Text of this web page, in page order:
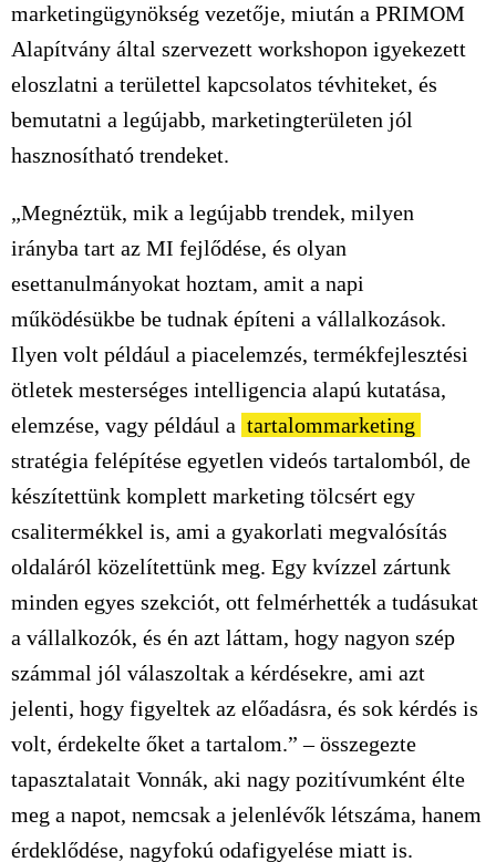
marketingügynökség vezetője, miután a PRIMOM
Alapítvány által szervezett workshopon igyekezett
eloszlatni a területtel kapcsolatos tévhiteket, és
bemutatni a legújabb, marketingterületen jól
hasznosítható trendeket.
„Megnéztük, mik a legújabb trendek, milyen
irányba tart az MI fejlődése, és olyan
esettanulmányokat hoztam, amit a napi
működésükbe be tudnak építeni a vállalkozások.
Ilyen volt például a piacelemzés, termékfejlesztési
ötletek mesterséges intelligencia alapú kutatása,
elemzése, vagy például a tartalommarketing
stratégia felépítése egyetlen videós tartalomból, de
készítettünk komplett marketing tölcsért egy
csalitermékkel is, ami a gyakorlati megvalósítás
oldaláról közelítettünk meg. Egy kvízzel zártunk
minden egyes szekciót, ott felmérhették a tudásukat
a vállalkozók, és én azt láttam, hogy nagyon szép
számmal jól válaszoltak a kérdésekre, ami azt
jelenti, hogy figyeltek az előadásra, és sok kérdés is
volt, érdekelte őket a tartalom.” – összegezte
tapasztalatait Vonnák, aki nagy pozitívumként élte
meg a napot, nemcsak a jelenlévők létszáma, hanem
érdeklődése, nagyfokú odafigyelése miatt is.